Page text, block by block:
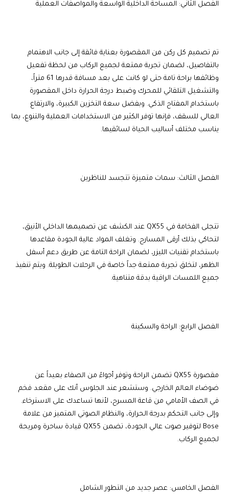
الفصل الثاني: المساحة الداخلية الواسعة والمواصفات العملية
تم تصميم كل ركن من المقصورة بعناية فائقة إلى جانب الاهتمام
بالتفاصيل، لضمان تجربة ممتعة لجميع الركاب من لحظة تفعيل
وظائفها براحة تامة حتى لو كانت على بعد مسافة قدرها 61 متراً،
والتشغيل التلقائي للمحرك وضبط درجة الحرارة داخل المقصورة
باستخدام المفتاح الذكي. وبفضل سعة التخزين الكبيرة، والارتفاع
العالي للسقف، فإنها توفر الكثير من الاستخدامات العملية والتنوع، بما
يناسب مختلف أساليب الحياة لسائقيها.
الفصل الثالث: سمات متميزة تتجسد للناظرين
تتجلى الفخامة في QX55 عند الكشف عن تصميمها الداخلي الأنيق،
لتحاكي بذلك أرقى المسارح. وتغلف المواد عالية الجودة مقاعدها
باستخدام تقنيات الليزر، لضمان الراحة التامة عن طريق دعم أسفل
الظهر، لتخلق تجربة ممتعة جداً خاصة في الرحلات الطويلة. ويتم تنفيذ
جميع اللمسات الراقية بدقة متناهية.
الفصل الرابع: الراحة والسكينة
مقصورة QX55 تضمن الراحة وتوفر أجواءً من الصفاء بعيداً عن
ضوضاء العالم الخارجي. وستشعر عند الجلوس أنك على مقعد فخم
في الصف الأمامي من قاعة المسرح، لأنها تساعدك على الاسترخاء.
وإلى جانب التحكم بدرجة الحرارة، والنظام الصوتي المتميز من علامة
Bose لتوفير صوت عالي الجودة، تضمن QX55 قيادة ساحرة ومريحة
لجميع الركاب.
الفصل الخامس: عصر جديد من التطور الشامل